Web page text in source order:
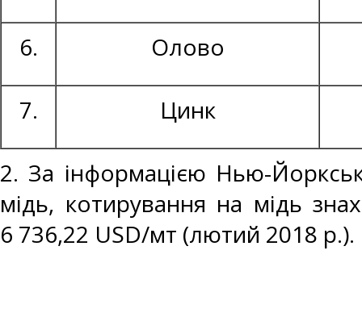
6. Олово
7. Цинк
2. За інформацією Нью-
мідь, котирування на мідь
6 736,22 USD/мт (лютий 2018 р.).